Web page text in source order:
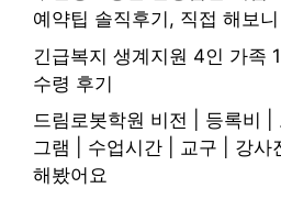
예약팁 솔직후기, 직접 해보
긴급복지 생계지원 4인 가족
수령 후기
드림로봇학원 비전 | 등록비 |
그램 | 수업시간 | 교구 | 강사
해봤어요